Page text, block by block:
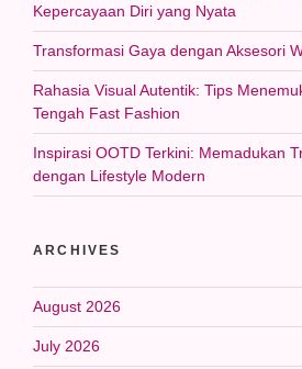
Kepercayaan Diri yang Nyata
Transformasi Gaya dengan Aksesori
Rahasia Visual Autentik: Tips
Tengah Fast Fashion
Inspirasi OOTD Terkini: Memadukan
dengan Lifestyle Modern
ARCHIVES
August 2026
July 2026